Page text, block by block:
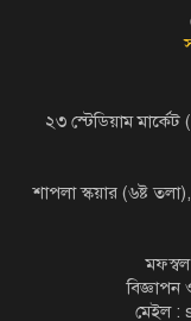
২৩ স্টেডিয়াম
শাপলা স্কয়ার (৬ষ্ট
মেইল :